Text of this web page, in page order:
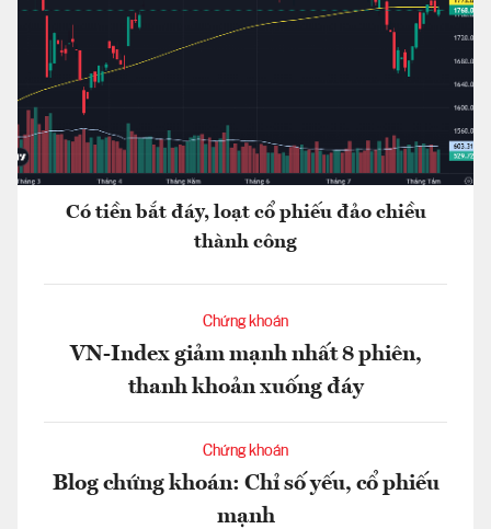
Có tiền bắt đáy, loạt cổ phiếu đảo chiều
thành công
Chứng khoán
VN-Index giảm mạnh nhất 8 phiên,
thanh khoản xuống đáy
Chứng khoán
Blog chứng khoán: Chỉ số yếu, cổ phiếu
mạnh